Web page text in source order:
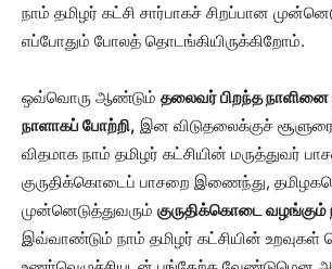
நாம் தமிழர் கட்சி சார்பாகச் சிறப்பான
எப்போதும் போலத் தொடங்கியிருக்கிறோம்.
ஒவ்வொரு ஆண்டும் தலைவர் பிறந்த நாளினை
நாளாகப் போற்றி, இன விடுதலைக்குச்
விதமாக நாம் தமிழர் கட்சியின் மருத்துவர்
குருதிக்கொடைப் பாசறை இணைந்து,
முன்னெடுத்துவரும் குருதிக்கொடை வழங்கும்
இவ்வாண்டும் நாம் தமிழர் கட்சியின் உறவுகள்